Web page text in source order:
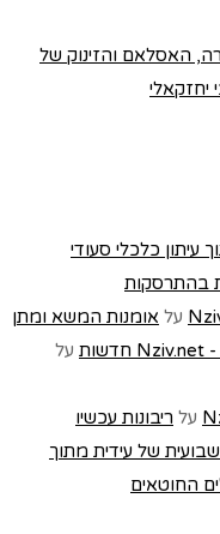
האסלאם והזינוק של
יחזקאלי
כלכלי סעודי
בהתרסקות
על אומנות המשא ומתן
על
על ריבונות עכשיו
של עידית מתוך
החוטאים